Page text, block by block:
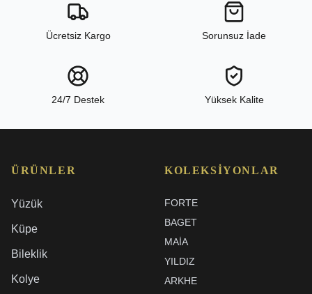
Ücretsiz Kargo Sorunsuz İade
24/7 Destek Yüksek Kalite
ÜRÜNLER
Yüzük
Küpe
Bileklik
Kolye
KOLEKSIYONLAR
FORTE
BAGET
MAIA
YILDIZ
ARKHE